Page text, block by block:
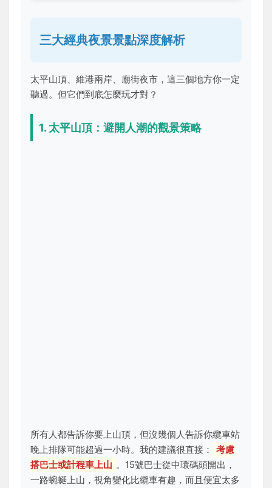
三大經典夜景景點深度解析
太平山頂、維港兩岸、廟街夜市，這三個地方你一定
聽過。但它們到底怎麼玩才對？
1. 太平山頂：避開人潮的觀景策略
所有人都告訴你要上山頂，但沒幾個人告訴你纜車站
晚上排隊可能超過一小時。我的建議很直接：
考慮
搭巴士或計程車上山 。15號巴士從中環碼頭開出，
一路蜿蜒上山，視角變化比纜車有趣，而且便宜太多